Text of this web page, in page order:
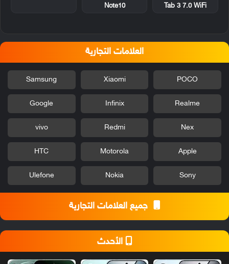
Tab 3 7.0 WiFi
Note10
العلامات التجارية
POCO
Xiaomi
Samsung
Realme
Infinix
Google
Nex
Redmi
vivo
Apple
Motorola
HTC
Sony
Nokia
Ulefone
جميع العلامات التجارية
الأحدث